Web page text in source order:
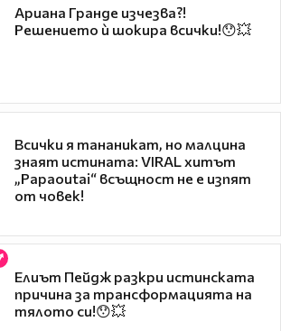
Ариана Гранде изчезва?!
Решението ѝ шокира всички!😯💥
Всички я тананикат, но малцина
знаят истината: VIRAL хитът
„Papaoutai“ всъщност не е изпят
от човек!
Елиът Пейдж разкри истинската
причина за трансформацията на
тялото си!😯💥